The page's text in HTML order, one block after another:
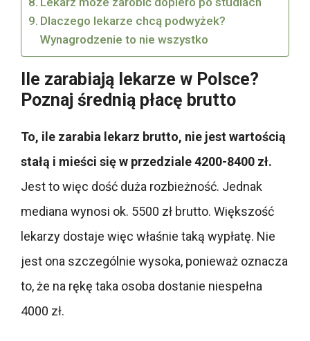
Dlaczego lekarze chcą podwyżek?
Wynagrodzenie to nie wszystko
Ile zarabiają lekarze w Polsce?
Poznaj średnią płacę brutto
To, ile zarabia lekarz brutto, nie jest wartością
stałą i mieści się w przedziale 4200-8400 zł.
Jest to więc dość duża rozbieżność. Jednak
mediana wynosi ok. 5500 zł brutto. Większość
lekarzy dostaje więc właśnie taką wypłatę. Nie
jest ona szczególnie wysoka, ponieważ oznacza
to, że na rękę taka osoba dostanie niespełna
4000 zł.